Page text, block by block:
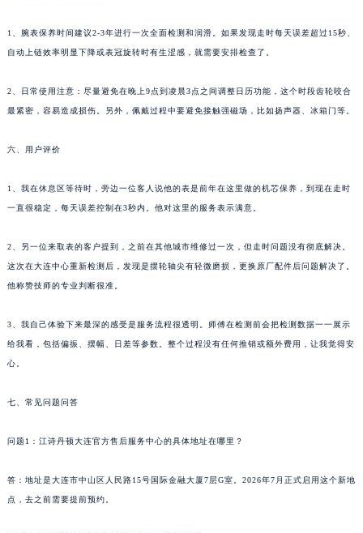
1、腕表保养时间建议2-3年进行一次全面检测和润滑。如果发现走时每天误差超过15秒、
自动上链效率明显下降或表冠旋转时有生涩感，就需要安排检查了。
2、日常使用注意：尽量避免在晚上9点到凌晨3点之间调整日历功能，这个时段齿轮咬合
最紧密，容易造成损伤。另外，佩戴过程中要避免接触强磁场，比如扬声器、冰箱门等。
六、用户评价
1、我在休息区等待时，旁边一位客人说他的表是前年在这里做的机芯保养，到现在走时
一直很稳定，每天误差控制在3秒内。他对这里的服务表示满意。
2、另一位来取表的客户提到，之前在其他城市维修过一次，但走时问题没有彻底解决。
这次在大连中心重新检测后，发现是摆轮轴尖有轻微磨损，更换原厂配件后问题解决了。
他称赞技师的专业判断很准。
3、我自己体验下来最深的感受是服务流程很透明。师傅在检测前会把检测数据一一展示
给我看，包括偏振、摆幅、日差等参数。整个过程没有任何推销或额外费用，让我觉得安
心。
七、常见问题问答
问题1：江诗丹顿大连官方售后服务中心的具体地址在哪里？
答：地址是大连市中山区人民路15号国际金融大厦7层G室。2026年7月正式启用这个新地
点，去之前需要提前预约。